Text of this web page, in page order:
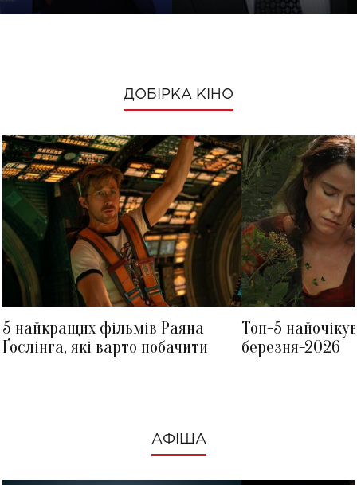
ДОБІРКА КІНО
5 найкращих фільмів Раяна
Ґослінга, які варто побачити
Топ-5
березня-2026
АФІША